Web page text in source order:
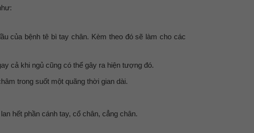
của bệnh tê bì tay chân. Kèm theo đó sẽ làm cho các
cả khi ngủ cũng có thể gây ra hiện tượng đó.
trong suốt một quãng thời gian dài.
hết phần cánh tay, cổ chân, cẳng chân.